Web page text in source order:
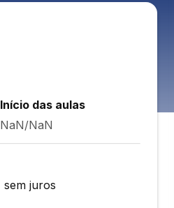
Início das aulas
NaN/NaN
sem juros